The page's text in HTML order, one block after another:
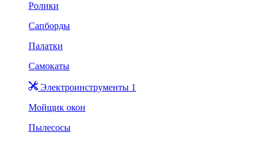
Ролики
Сапборды
Палатки
Самокаты
Электроинструменты 1
Мойщик окон
Пылесосы